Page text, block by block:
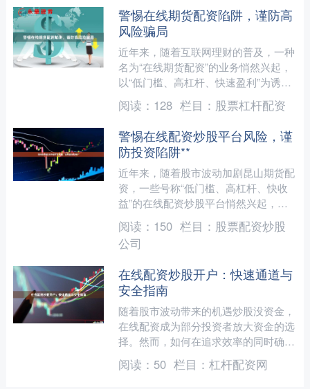
警惕在线期货配资陷阱，谨防高
风险骗局
近年来，随着互联网理财的普及，一种
名为“在线期货配资”的业务悄然兴起，
以“低门槛、高杠杆、快速盈利”为诱
饵，吸引了不少投资者。然而南通期货
配资，在这看似诱人的表....
阅读： 128 栏目： 股票杠杆配资
警惕在线配资炒股平台风险，谨
防投资陷阱**
近年来，随着股市波动加剧昆山期货配
资，一些号称“低门槛、高杠杆、快收
益”的在线配资炒股平台悄然兴起，吸
引了不少投资者。然而，这些平台背后
往往隐藏着巨大风险，投资....
阅读： 150 栏目： 股票配资炒股
公司
在线配资炒股开户：快速通道与
安全指南
随着股市波动带来的机遇炒股没资金，
在线配资成为部分投资者放大资金的选
择。然而，如何在追求效率的同时确保
安全，是每个投资者必须面对的首要问
题。本文将为您梳理在线配....
阅读： 50 栏目： 杠杆配资网